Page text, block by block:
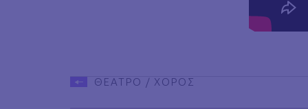
ΘΕΑΤΡΟ / ΧΟΡΟΣ